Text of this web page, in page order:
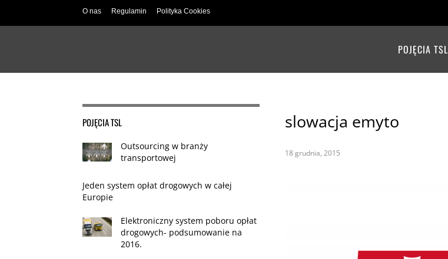
O nas Regulamin Polityka Cookies
POJĘCIA TSL
slowacja emyto
18 grudnia, 2015
POJĘCIA TSL
Outsourcing w branży
transportowej
Jeden system opłat drogowych w całej
Europie
Elektroniczny system poboru opłat
drogowych- podsumowanie na
2016.